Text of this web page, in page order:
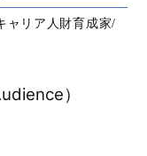
ャリア人財育成家/
）